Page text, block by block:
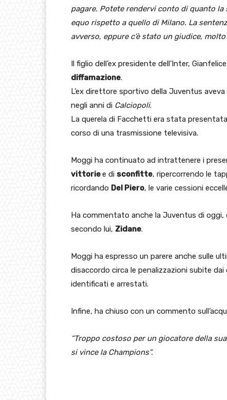
pagare. Potete rendervi conto di quanto
equo rispetto a quello di Milano. La
avverso, eppure c’è stato un giudice,
Il figlio dell’ex presidente dell’Inter, Gianfelice
diffamazione.
L’ex direttore sportivo della Juventus
negli anni di Calciopoli.
La querela di Facchetti era stata
corso di una trasmissione televisiva.
Moggi ha continuato ad intrattenere i
vittoriee di sconfitte, ripercorrendo le
ricordando Del Piero, le varie cessioni
Ha commentato anche la Juventus di oggi,
secondo lui, Zidane.
Moggi ha espresso un parere anche sulle
disaccordo circa le penalizzazioni subite
identificati e arrestati.
Infine, ha chiuso con un commento
“Troppo costoso per un giocatore della
si vince la Champions”.